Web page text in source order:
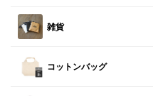
雑貨
コットンバッグ